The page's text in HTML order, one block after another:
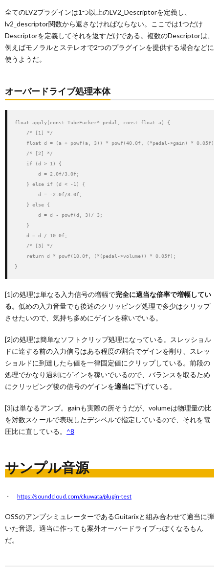
全てのLV2プラグインは1つ以上のLV2_Descriptorを定義し、
lv2_descriptor関数から返さなければならない。ここでは1つだけ
Descriptorを定義してそれを返すだけである。複数のDescriptorは、
例えばモノラルとステレオで2つのプラグインを提供する場合などに
使うようだ。
オーバードライブ処理本体
float apply(const TubeFucker* pedal, const float a) {
    /* [1] */
float d = (a + powf(a, 3)) * powf(40.0f, (*pedal->gain) * 0.05f)
    /* [2] */
    if (d > 1) {
        d = 2.0f/3.0f;
    } else if (d < -1) {
        d = -2.0f/3.0f;
    } else {
        d = d - powf(d, 3)/ 3;
    }
    d = d / 10.0f;
    /* [3] */
    return d * powf(10.0f, (*(pedal->volume)) * 0.05f);
}
[1]の処理は単なる入力信号の増幅で完全に適当な倍率で増幅してい
る。 低めの入力音量でも後述のクリッピング処理で多少はクリップ
させたいので、気持ち多めにゲインを稼いでいる。
[2]の処理は簡単なソフトクリップ処理になっている。スレッショル
ドに達する前の入力信号はある程度の割合でゲインを削り、スレッ
ショルドに到達したら値を一律固定値にクリップしている。前段の
処理でかなり過剰にゲインを稼いでいるので、バランスを取るため
にクリッピング後の信号のゲインを適当に下げている。
[3]は単なるアンプ。gainも実際の所そうだが、volumeは物理量の比
を対数スケールで表現したデシベルで指定しているので、それを電
圧比に直している。 ^8
サンプル音源
https://soundcloud.com/ckuwata/plugin-test
OSSのアンプシミュレーターであるGuitarixと組み合わせて適当に弾
いた音源。適当に作っても案外オーバードライブっぽくなるもん
だ。